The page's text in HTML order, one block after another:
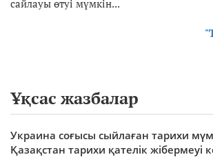
сайлауы өтуі мүмкін...
Ұқсас жазбалар
Украина соғысы сыйлаған тарихи
Қазақстан тарихи қателік жібермеуі